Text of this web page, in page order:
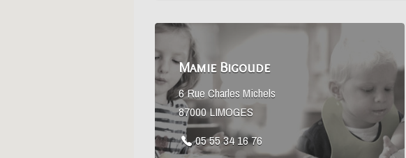
Mamie Bigoude
6 Rue Charles Michels
87000 LIMOGES
05 55 34 16 76